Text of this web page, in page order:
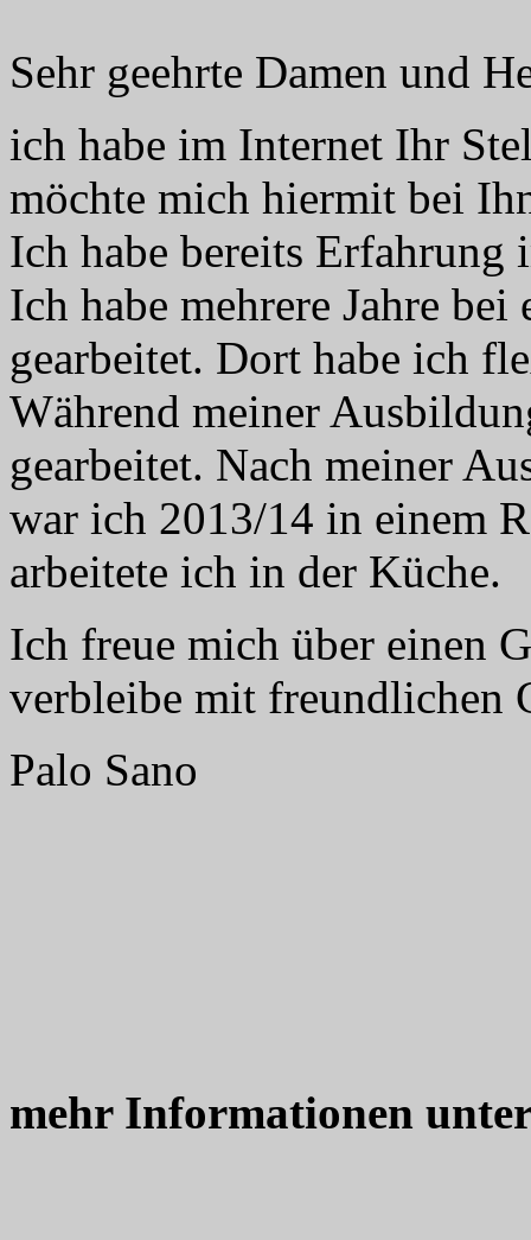
Sehr geehrte Damen und
ich habe im Internet Ihr
möchte mich hiermit bei
Ich habe bereits Erfahrung
Ich habe mehrere Jahre
gearbeitet. Dort habe ich
Während meiner
gearbeitet. Nach meiner
war ich 2013/14 in einem
arbeitete ich in der Küche.
Ich freue mich über einen
verbleibe mit freundlichen
Palo Sano
mehr Informationen